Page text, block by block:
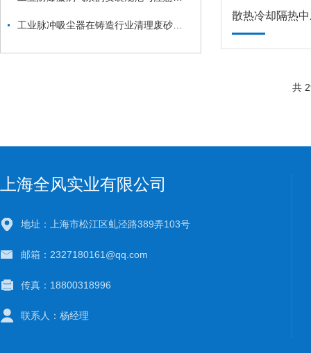
散热冷却隔热
共
上海全风实业有限公司
地址：上海市松江区虬泾路389弄103号
邮箱：2327180161@qq.com
传真：18800318996
联系人：杨经理